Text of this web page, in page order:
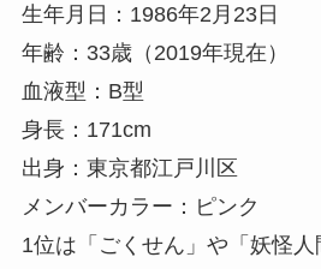
生年月日：1986年2月23日
年齢：33歳（2019年現在）
血液型：B型
身長：171cm
出身：東京都江戸川区
メンバーカラー：ピンク
1位は「ごくせん」や「妖怪